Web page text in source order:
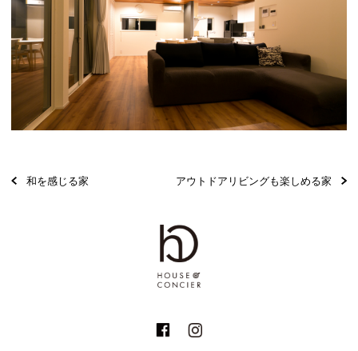
和を感じる家 アウトドアリビングも楽しめる家